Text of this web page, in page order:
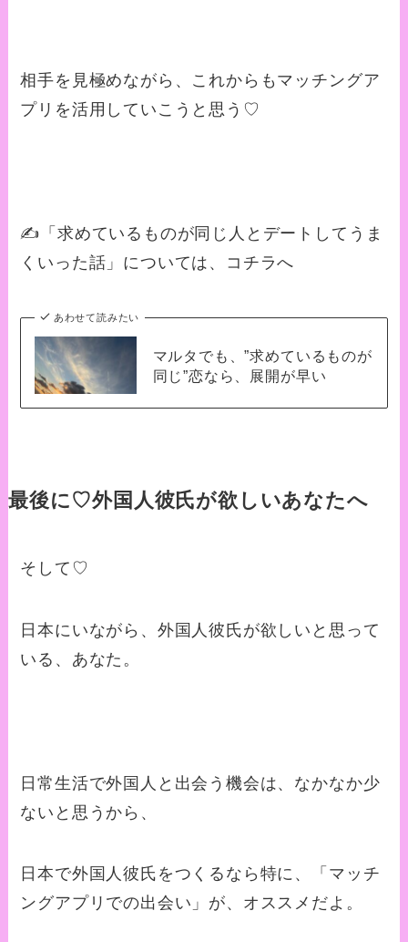
相手を見極めながら、これからもマッチングア
プリを活用していこうと思う♡
✍️「求めているものが同じ人とデートしてうま
くいった話」については、コチラへ
あわせて読みたい
マルタでも、”求めているものが
同じ”恋なら、展開が早い
最後に♡外国人彼氏が欲しいあなたへ
そして♡
日本にいながら、外国人彼氏が欲しいと思って
いる、あなた。
日常生活で外国人と出会う機会は、なかなか少
ないと思うから、
日本で外国人彼氏をつくるなら特に、「マッチ
ングアプリでの出会い」が、オススメだよ。